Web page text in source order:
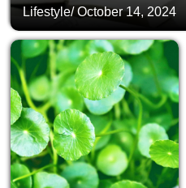
Lifestyle/October 14, 2024